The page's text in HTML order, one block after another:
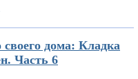
своего дома: Кладка
Часть 6